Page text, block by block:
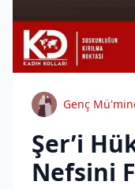
Genç
Şer’i
Nefsini